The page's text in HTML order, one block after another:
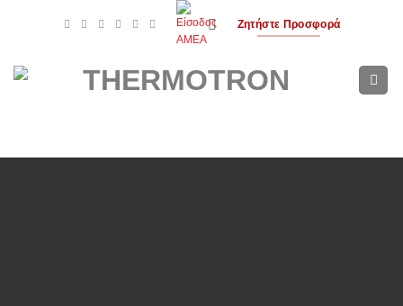
Ζητήστε Προσφορά